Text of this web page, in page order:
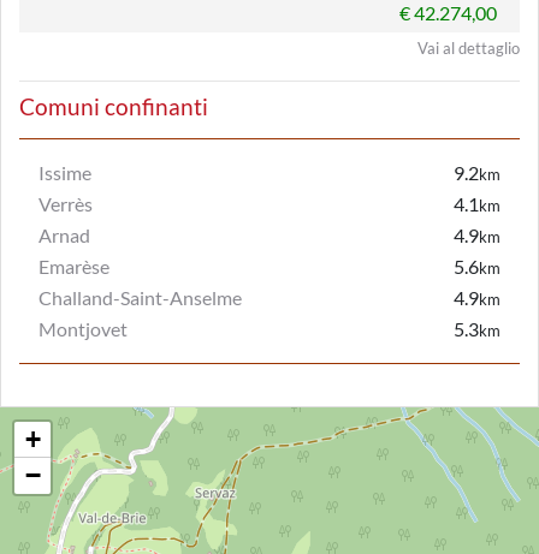
€ 42.274,00
Vai al dettaglio
Comuni confinanti
Issime 9.2km
Verrès 4.1km
Arnad 4.9km
Emarèse 5.6km
Challand-Saint-Anselme 4.9km
Montjovet 5.3km
+
−